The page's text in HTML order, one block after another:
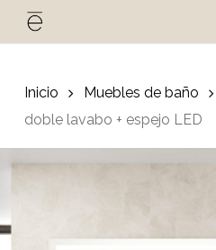
Cart
Inicio Muebles de baño
doble lavabo + espejo LED